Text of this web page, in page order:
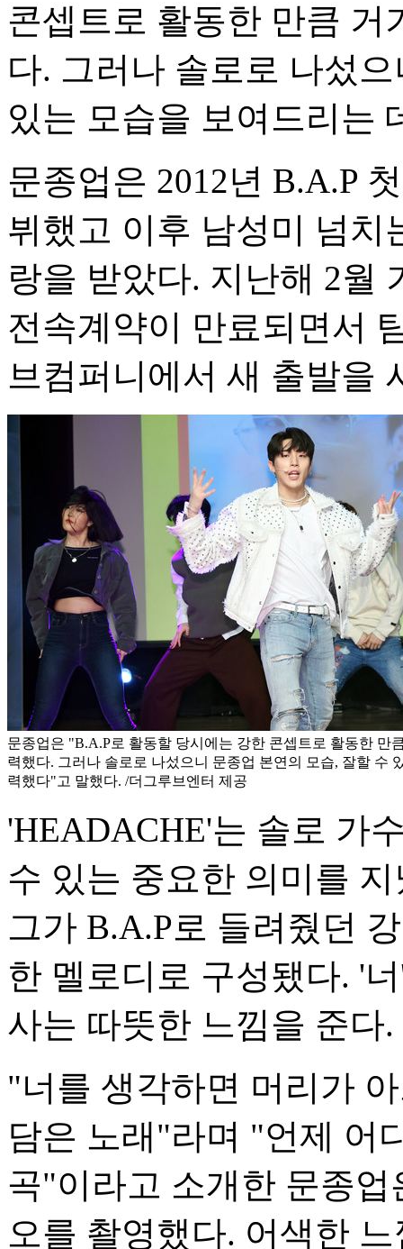
콘셉트로 활동한 만큼 거
다. 그러나 솔로로 나섰
있는 모습을 보여드리는
문종업은 2012년 B.A.P
뷔했고 이후 남성미 넘치
랑을 받았다. 지난해 2월
전속계약이 만료되면서
브컴퍼니에서 새 출발을
문종업은 "B.A.P로 활동할 당시에는 강한 콘셉트로 활동한 만
력했다. 그러나 솔로로 나섰으니 문종업 본연의 모습, 잘할 수
력했다"고 말했다. /더그루브엔터 제공
'HEADACHE'는 솔로 가
수 있는 중요한 의미를
그가 B.A.P로 들려줬던
한 멜로디로 구성됐다. '
사는 따뜻한 느낌을 준다.
"너를 생각하면 머리가
담은 노래"라며 "언제 어
곡"이라고 소개한 문종
오를 촬영했다. 어색한